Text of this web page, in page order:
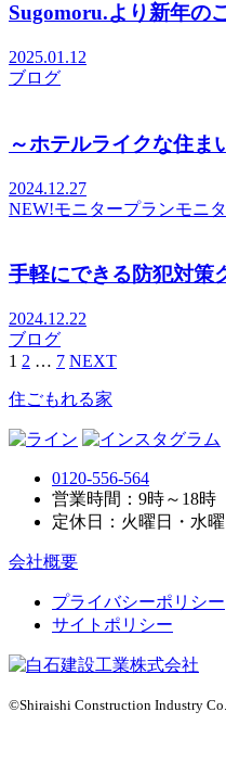
Sugomoru.より新年の
2025.01.12
ブログ
～ホテルライクな住ま
2024.12.27
NEW!モニタープランモニ
手軽にできる防犯対策
2024.12.22
ブログ
1 2 … 7 NEXT
住ごもれる家
0120-556-564
営業時間：9時～18時
定休日：火曜日・水
会社概要
プライバシーポリシー
サイトポリシー
©Shiraishi Construction Industry